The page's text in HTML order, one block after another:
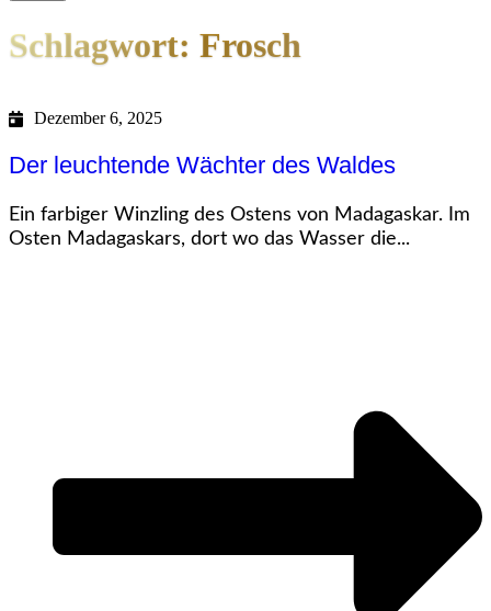
Schlagwort: Frosch
Dezember 6, 2025
Der leuchtende Wächter des Waldes
Ein farbiger Winzling des Ostens von Madagaskar. Im
Osten Madagaskars, dort wo das Wasser die...